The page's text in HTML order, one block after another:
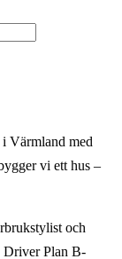
i Värmland med
vi ett hus –
och
Driver Plan B-